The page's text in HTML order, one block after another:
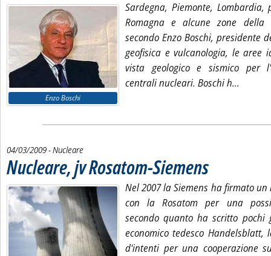
Enzo Boschi
Sardegna, Piemonte,
Romagna e alcune zone della
secondo Enzo Boschi, presidente
geofisica e vulcanologia, le aree
vista geologico e sismico per
centrali nucleari. Boschi h...
04/03/2009- Nucleare
Nucleare, jv Rosatom-Siemens. Pubblicata mercoledì
Nel 2007 la Siemens ha firmato
con la Rosatom per una
secondo quanto ha scritto
economico tedesco
d'intenti per una cooperazione